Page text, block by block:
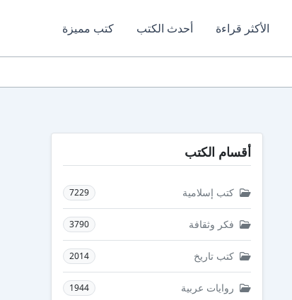
الأكثر قراءة أحدث الكتب كتب مميزة
أقسام الكتب
كتب إسلامية 7229
فكر وثقافة 3790
كتب تاريخ 2014
روايات عربية 1944